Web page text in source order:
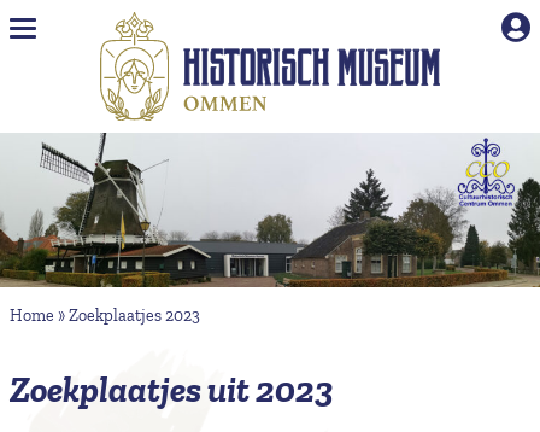
Naar hoofdinhoud
Home »Zoekplaatjes 2023
Zoekplaatjes uit 2023